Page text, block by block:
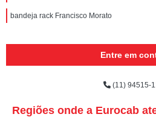
bandeja rack Francisco Morato
Entre em
(11) 94515-
Regiões onde a Eurocab